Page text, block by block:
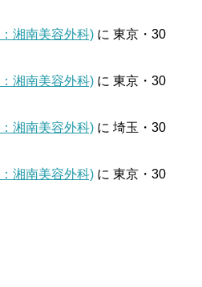
湘南美容外科) に 東京・30
湘南美容外科) に 東京・30
湘南美容外科) に 埼玉・30
湘南美容外科) に 東京・30